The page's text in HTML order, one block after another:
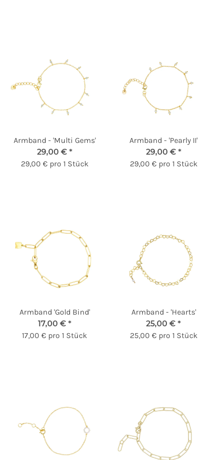
Armband - 'Multi Gems'
29,00 € *
29,00 € pro 1 Stück
Armband - 'Pearly II'
29,00 € *
29,00 € pro 1 Stück
Armband 'Gold Bind'
17,00 € *
17,00 € pro 1 Stück
Armband - 'Hearts'
25,00 € *
25,00 € pro 1 Stück